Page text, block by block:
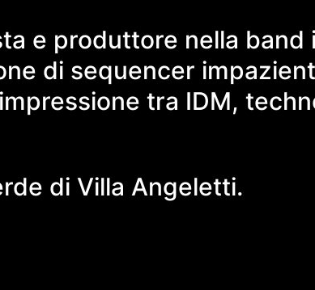
e produttore nella band
di sequencer
tra IDM,
di Villa Angeletti.